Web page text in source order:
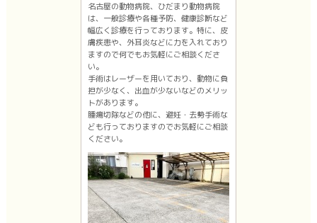
名古屋の動物病院、ひだまり動物病院
は、一般診療や各種予防、健康診断など
幅広く診療を行っております。特に、皮
膚疾患や、外耳炎などに力を入れており
ますので何でもお気軽にご相談くださ
い。
手術はレーザーを用いており、動物に負
担が少なく、出血が少ないなどのメリッ
トがあります。
腫瘍切除などの他に、避妊・去勢手術な
ども行っておりますのでお気軽にご相談
ください。